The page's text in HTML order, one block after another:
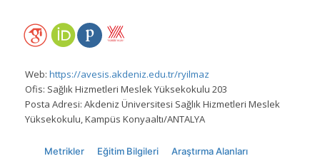
Web: https://avesis.akdeniz.edu.tr/ryilmaz
Ofis: Sağlık Hizmetleri Meslek Yüksekokulu 203
Posta Adresi: Akdeniz Üniversitesi Sağlık Hizmetleri Meslek
Yüksekokulu, Kampüs Konyaaltı/ANTALYA
Metrikler Eğitim Bilgileri Araştırma Alanları